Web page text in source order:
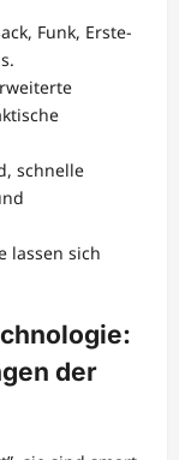
Funk, Erste-
schnelle
lassen sich
der